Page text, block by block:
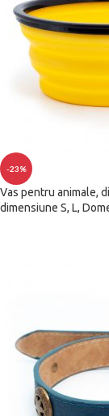
-23%
Vas pentru animale,
dimensiune S, L,